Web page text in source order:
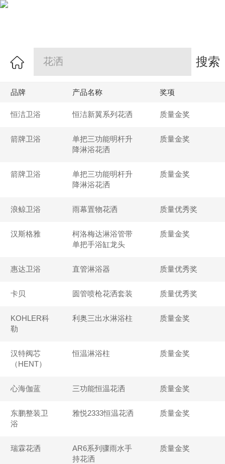
搜索
品牌 产品名称 奖项
恒洁卫浴 恒洁新翼系列花洒 质量金奖
箭牌卫浴
单把三功能明杆升
降淋浴花洒
质量金奖
箭牌卫浴
单把三功能明杆升
降淋浴花洒
质量金奖
浪鲸卫浴 雨幕置物花洒 质量优秀奖
汉斯格雅
柯洛梅达淋浴管带
单把手浴缸龙头
质量金奖
惠达卫浴 直管淋浴器 质量优秀奖
卡贝 圆管喷枪花洒套装 质量优秀奖
KOHLER科
勒
利奥三出水淋浴柱 质量金奖
汉特阀芯
（HENT）
恒温淋浴柱 质量金奖
心海伽蓝 三功能恒温花洒 质量金奖
东鹏整装卫
浴
雅悦2333恒温花洒 质量金奖
瑞霖花洒
AR6系列骤雨水手
持花洒
质量金奖